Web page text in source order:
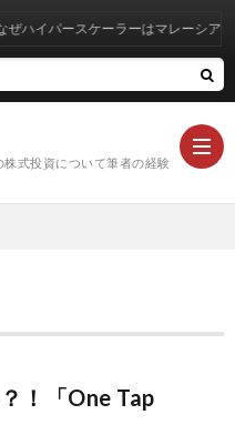
式投資について筆者の経験
ハイパースケーラーはマレーシア・
！「One Tap